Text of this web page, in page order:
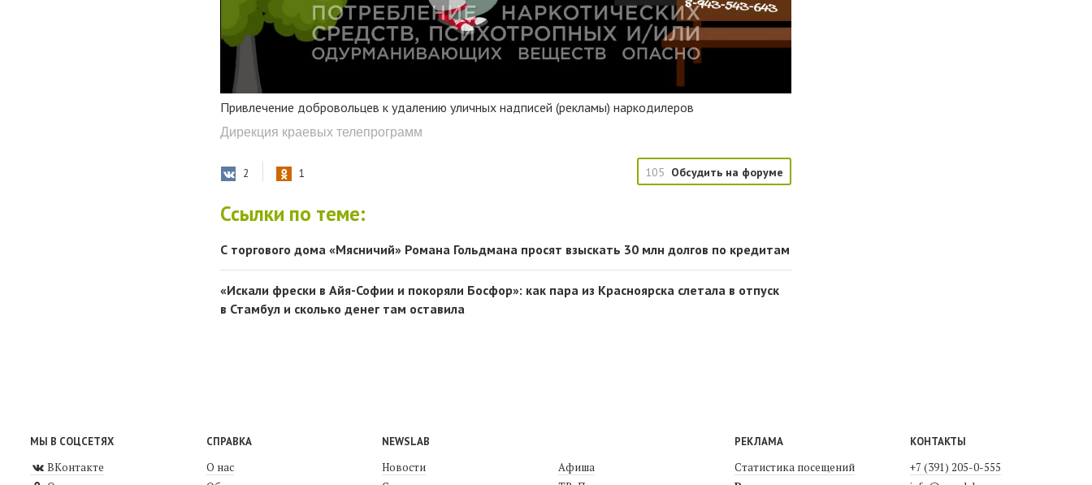
Привлечение добровольцев к удалению уличных надписей (рекламы) наркодилеров
Дирекция краевых телепрограмм
2 1 105 Обсудить на форуме
Ссылки по теме:
С торгового дома «Мясничий» Романа Гольдмана просят взыскать 30 млн долгов по кредитам
«Искали фрески в Айя-Софии и покоряли Босфор»: как пара из Красноярска слетала в отпуск
в Стамбул и сколько денег там оставила
МЫ В СОЦСЕТЯХ
ВКонтакте
СПРАВКА
О нас
NEWSLAB
Новости
Афиша
РЕКЛАМА
Статистика посещений
КОНТАКТЫ
+7 (391) 205-0-555